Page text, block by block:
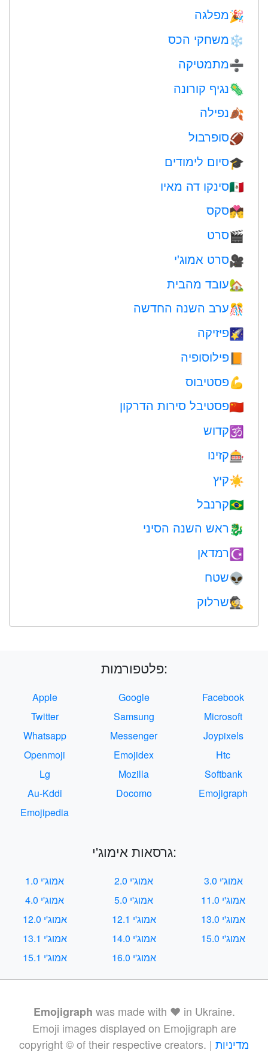
🎉מפלגה
❄️משחקי הכס
➗מתמטיקה
🦠נגיף קורונה
🍂נפילה
🏈סופרבול
🎓סיום לימודים
🇲🇽סינקו דה מאיו
💏סקס
🎬סרט
🎥סרט אמוג'י
🏡עובד מהבית
🎊ערב השנה החדשה
🌠פיזיקה
📙 פילוסופיה
💪פסטיבוס
🇨🇳פסטיבל סירות הדרקון
🕉קדוש
🎰קזינו
☀️קיץ
🇧🇷קרנבל
🐉 ראש השנה הסיני
☪️ רמדאן
👽שטח
🕵️שרלוק
פלטפורמות:
Apple Google
Facebook
Twitter
Samsung
Microsoft
Whatsapp
Messenger
Joypixels
Openmoji
Emojidex
Htc
Lg
Mozilla
Softbank
Au-Kddi
Docomo
Emojigraph
Emojipedia
גרסאות אימוג'י:
אמוג'י 1.0 אמוג'י 2.0
אמוג'י 3.0
אמוג'י 4.0
אמוג'י 5.0
אמוג'י 11.0
אמוג'י 12.0
אמוג'י 12.1
אמוג'י 13.0
אמוג'י 13.1
אמוג'י 14.0
אמוג'י 15.0
אמוג'י 15.1
אמוג'י 16.0
Emojigraph was made with ❤️ in Ukraine.
Emoji images displayed on Emojigraph are
copyright © of their respective creators. | מדיניות